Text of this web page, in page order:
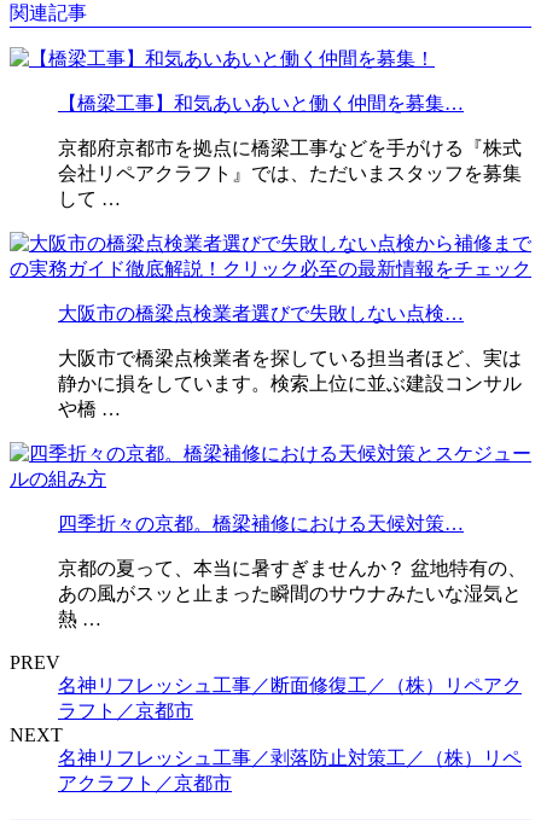
関連記事
【橋梁工事】和気あいあいと働く仲間を募集…
京都府京都市を拠点に橋梁工事などを手がける『株式
会社リペアクラフト』では、ただいまスタッフを募集
して …
大阪市の橋梁点検業者選びで失敗しない点検…
大阪市で橋梁点検業者を探している担当者ほど、実は
静かに損をしています。検索上位に並ぶ建設コンサル
や橋 …
四季折々の京都。橋梁補修における天候対策…
京都の夏って、本当に暑すぎませんか？ 盆地特有の、
あの風がスッと止まった瞬間のサウナみたいな湿気と
熱 …
PREV
名神リフレッシュ工事／断面修復工／（株）リペアク
ラフト／京都市
NEXT
名神リフレッシュ工事／剥落防止対策工／（株）リペ
アクラフト／京都市